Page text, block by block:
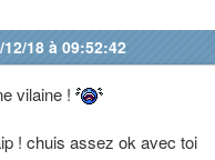
18 à 09:52:42
vilaine !
! chuis assez ok avec toi